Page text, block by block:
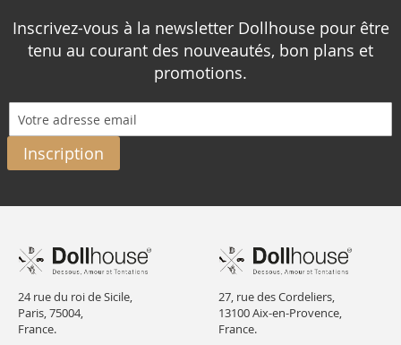
Inscrivez-vous à la newsletter Dollhouse pour être
tenu au courant des nouveautés, bon plans et
promotions.
Inscription
24 rue du roi de Sicile,
Paris, 75004,
France.
27, rue des Cordeliers,
13100 Aix-en-Provence,
France.